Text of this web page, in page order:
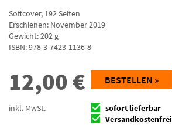
Softcover, 192Seiten
Erschienen: November 2019
Gewicht: 202 g
ISBN:978-3-7423-1136-8
12,00€
inkl. MwSt.
BESTELLEN »
sofort lieferbar
Versandkostenfrei